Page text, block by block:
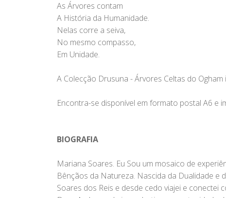
As Árvores contam
A História da Humanidade.
Nelas corre a seiva,
No mesmo compasso,
Em Unidade.
A Colecção Drusuna - Árvores Celtas do
Encontra-se disponível em formato postal A6 e
BIOGRAFIA
Mariana Soares. Eu Sou um mosaico de
Bênçãos da Natureza. Nascida da Dualidade e
Soares dos Reis e desde cedo viajei e conectei